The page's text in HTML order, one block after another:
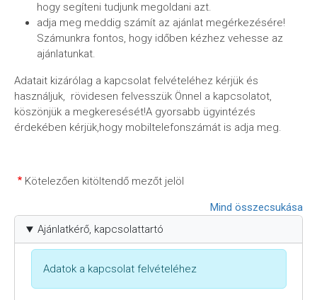
hogy segíteni tudjunk megoldani azt.
adja meg meddig számít az ajánlat megérkezésére!
Számunkra fontos, hogy időben kézhez vehesse az
ajánlatunkat.
Adatait kizárólag a kapcsolat felvételéhez kérjük és
használjuk, rövidesen felvesszük Önnel a kapcsolatot,
köszönjük a megkeresését!A gyorsabb ügyintézés
érdekében kérjük,hogy mobiltelefonszámát is adja meg.
Kötelezően kitöltendő mezőt jelöl
Mind összecsukása
Ajánlatkérő, kapcsolattartó
Adatok a kapcsolat felvételéhez